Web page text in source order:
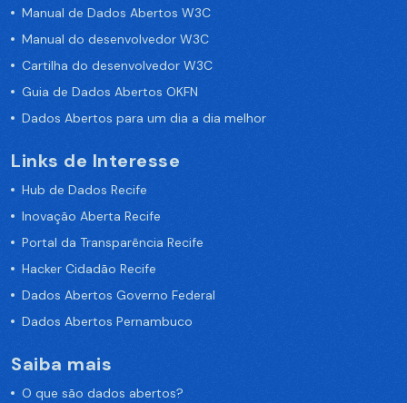
Manual de Dados Abertos W3C
Manual do desenvolvedor W3C
Cartilha do desenvolvedor W3C
Guia de Dados Abertos OKFN
Dados Abertos para um dia a dia melhor
Links de Interesse
Hub de Dados Recife
Inovação Aberta Recife
Portal da Transparência Recife
Hacker Cidadão Recife
Dados Abertos Governo Federal
Dados Abertos Pernambuco
Saiba mais
O que são dados abertos?